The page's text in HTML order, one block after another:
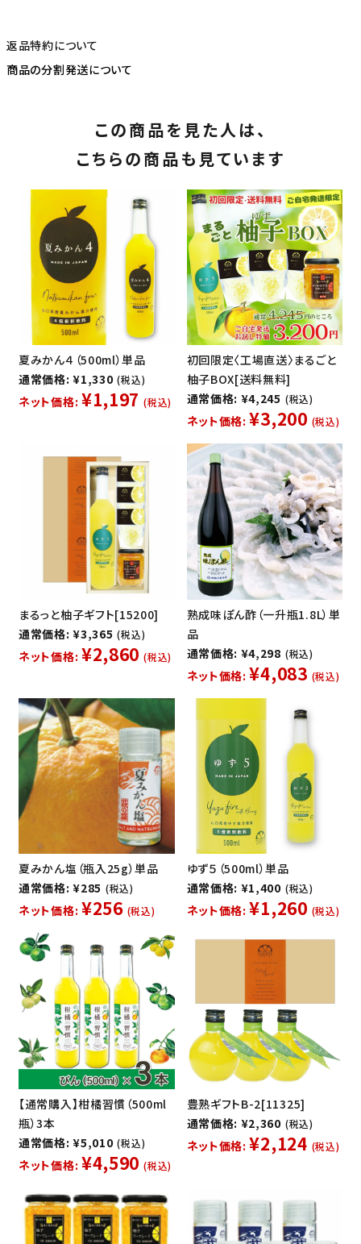
返品特約について
商品の分割発送について
この商品を見た人は、
こちらの商品も見ています
夏みかん４（500ml）単品
通常価格: ¥1,330 (税込)
ネット価格: ¥1,197 (税込)
初回限定〈工場直送〉まるごと
柚子BOX[送料無料]
通常価格: ¥4,245 (税込)
ネット価格: ¥3,200 (税込)
まるっと柚子ギフト[15200]
通常価格: ¥3,365 (税込)
ネット価格: ¥2,860 (税込)
熟成味ぽん酢（一升瓶1.8L）単
品
通常価格: ¥4,298 (税込)
ネット価格: ¥4,083 (税込)
夏みかん塩（瓶入25g）単品
通常価格: ¥285 (税込)
ネット価格: ¥256 (税込)
ゆず５（500ml）単品
通常価格: ¥1,400 (税込)
ネット価格: ¥1,260 (税込)
【通常購入】柑橘習慣（500ml
瓶）3本
通常価格: ¥5,010 (税込)
ネット価格: ¥4,590 (税込)
豊熟ギフトB-2[11325]
通常価格: ¥2,360 (税込)
ネット価格: ¥2,124 (税込)